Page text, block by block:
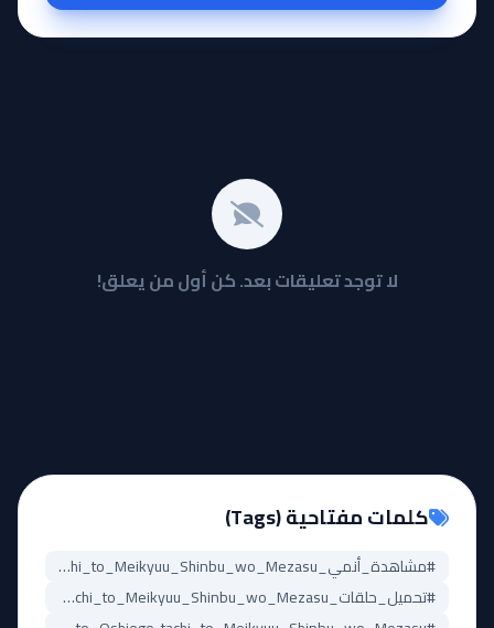
لا توجد تعليقات بعد. كن أول من يعلق!
كلمات مفتاحية (Tags)
#مشاهدة_أنمي_A-Rank_Party_wo_Ridatsu_shita_Ore_wa,_Moto_Oshiego-tachi_to_Meikyuu_Shinbu_wo_Mezasu.
#تحميل_حلقات_A-Rank_Party_wo_Ridatsu_shita_Ore_wa,_Moto_Oshiego-tachi_to_Meikyuu_Shinbu_wo_Mezasu.